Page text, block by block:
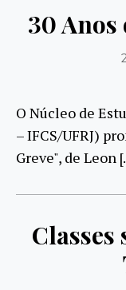
30 Anos
O Núcleo de
– IFCS/UFRJ)
Greve", de Leon
Classes